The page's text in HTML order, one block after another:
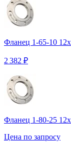
Фланец 1-65-10
2 382 ₽
Фланец 1-80-25
Цена по запросу